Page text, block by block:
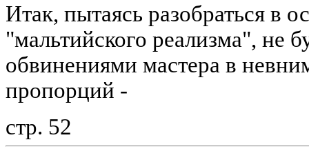
Итак, пытаясь разобраться в
"мальтийского реализма", не
обвинениями мастера в
пропорций -
стр. 52